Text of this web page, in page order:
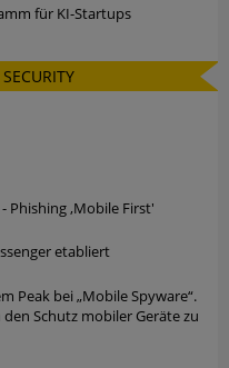
für KI-Startups
Phishing ,Mobile First'
etabliert
Peak bei „Mobile Spyware“.
Schutz mobiler Geräte zu